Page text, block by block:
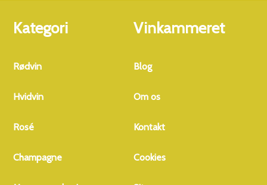
Kategori
Rødvin
Hvidvin
Rosé
Champagne
Vinkammeret
Blog
Om os
Kontakt
Cookies